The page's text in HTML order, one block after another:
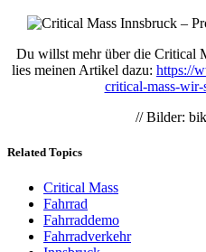
Du willst mehr über die Critical
lies meinen Artikel dazu: https://
critical-mass-
// Bilder:
Related Topics
Critical Mass
Fahrrad
Fahrraddemo
Fahrradverkehr